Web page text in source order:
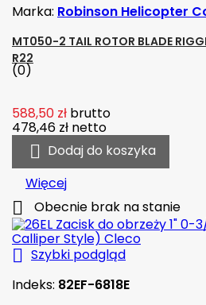
Marka: Robinson Helicopter
MT050-2 TAIL ROTOR BLADE
R22
(0)
588,50 zł brutto
478,46 zł netto
 Dodaj do koszyka
Więcej
 Obecnie brak na stanie
 Szybki podgląd
Indeks: 82EF-6818E